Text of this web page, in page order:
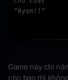
Game này chỉ
cho bạn thì